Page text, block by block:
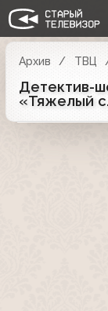
Архив ТВЦ
Детектив-
«Тяжелый